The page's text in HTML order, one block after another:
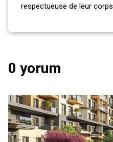
respectueuse de leur corps.
0 yorum